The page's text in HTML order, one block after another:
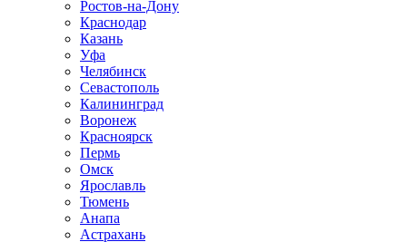
Ростов-на-Дону
Краснодар
Казань
Уфа
Челябинск
Севастополь
Калининград
Воронеж
Красноярск
Пермь
Омск
Ярославль
Тюмень
Анапа
Астрахань